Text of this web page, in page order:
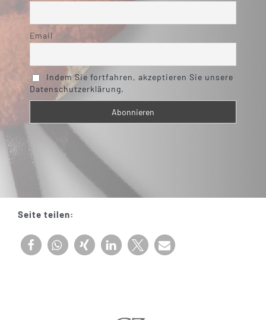
Email
Indem Sie fortfahren, akzeptieren Sie unsere
Datenschutzerklärung.
Seite teilen: